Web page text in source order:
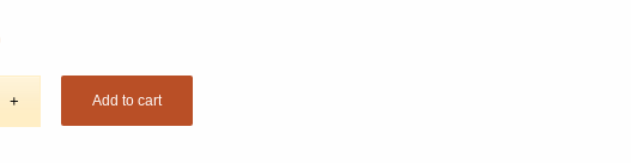
Add to cart